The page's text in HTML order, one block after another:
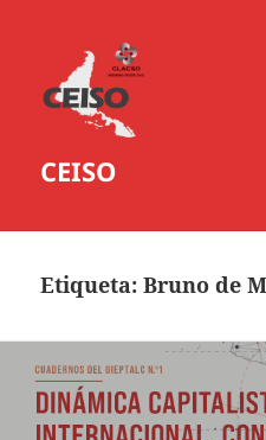
CEISO
Etiqueta:Bruno de